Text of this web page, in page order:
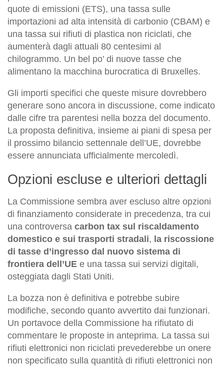
quote di emissioni (ETS), una tassa sulle
importazioni ad alta intensità di carbonio (CBAM) e
una tassa sui rifiuti di plastica non riciclati, che
aumenterà dagli attuali 80 centesimi al
chilogrammo. Un bel po’ di nuove tasse che
alimentano la macchina burocratica di Bruxelles.
Gli importi specifici che queste misure dovrebbero
generare sono ancora in discussione, come indicato
dalle cifre tra parentesi nella bozza del documento.
La proposta definitiva, insieme ai piani di spesa per
il prossimo bilancio settennale dell’UE, dovrebbe
essere annunciata ufficialmente mercoledì.
Opzioni escluse e ulteriori dettagli
La Commissione sembra aver escluso altre opzioni
di finanziamento considerate in precedenza, tra cui
una controversa carbon tax sul riscaldamento
domestico e sui trasporti stradali, la riscossione
di tasse d’ingresso dal nuovo sistema di
frontiera dell’UE e una tassa sui servizi digitali,
osteggiata dagli Stati Uniti.
La bozza non è definitiva e potrebbe subire
modifiche, secondo quanto avvertito dai funzionari.
Un portavoce della Commissione ha rifiutato di
commentare le proposte in anteprima. La tassa sui
rifiuti elettronici non riciclati prevederebbe un onere
non specificato sulla quantità di rifiuti elettronici non